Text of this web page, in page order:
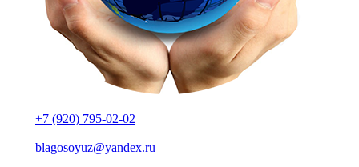
+7 (920) 795-02-02
blagosoyuz@yandex.ru